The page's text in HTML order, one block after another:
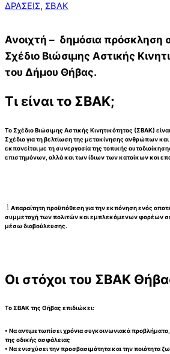
ΔΡΆΣΕΙΣ, ΣΒΑΚ
Ανοιχτή – δημόσια πρόσκληση
Σχέδιο Βιώσιμης Αστικής
του Δήμου Θήβας.
Τι είναι το ΣΒΑΚ;
Το Σχέδιο Βιώσιμης Αστικής Κινητικότητας (ΣΒΑΚ)
Σχέδιο για τη βελτίωση της μετακίνησης ανθρώπων
εκπονείται με τη συνεργασία της τοπικής
επιστημόνων, αλλά και των ίδιων των κατοίκων και
Απαραίτητη προϋπόθεση για την εκπόνηση ενός
συμμετοχή των πολιτών και εμπλεκόμενων φορέων σε
μέσω διαβούλευσης.
Οι στόχοι του ΣΒΑΚ
Το ΣΒΑΚ της Θήβας επιδιώκει:
• Να αντιμετωπίσει χρόνια συγκοινωνιακά
της οδικής ασφάλειας
• Να ενισχύσει την προσβασιμότητα και την ποιότητα